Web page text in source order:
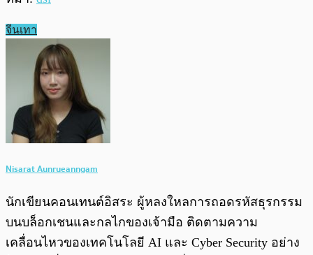
จีนเทา
Nisarat Aunrueanngam
นักเขียนคอนเทนต์อิสระ ผู้หลงใหลการถอดรหัสธุรกรรม
บนบล็อกเชนและกลไกของเจ้ามือ ติดตามความ
เคลื่อนไหวของเทคโนโลยี AI และ Cyber Security อย่าง